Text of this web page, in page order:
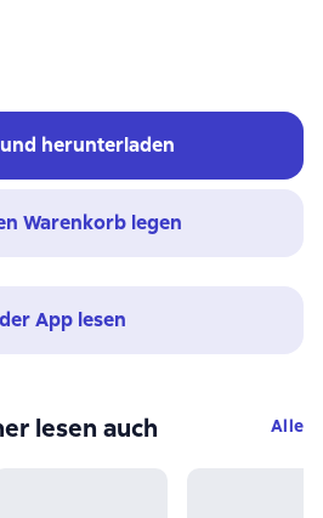
herunterladen
Warenkorb legen
App lesen
lesen auch Alle